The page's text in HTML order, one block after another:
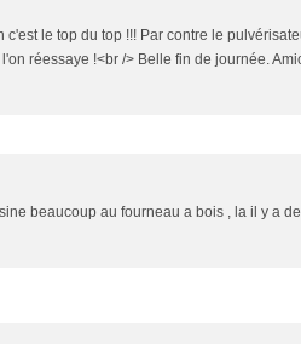
le top du top !!! Par contre le
réessaye !<br /> Belle fin de journée.
beaucoup au fourneau a bois , la il y a